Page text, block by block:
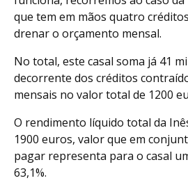
que tem em mãos quatro
drenar o orçamento mensal.
No total, este casal soma já 41
decorrente dos créditos
mensais no valor total de 1200
O rendimento líquido total da
1900 euros, valor que em
pagar representa para o casal
63,1%.